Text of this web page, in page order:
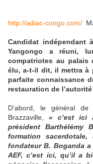
http://adiac-congo.com/
Candidat indépendant
Yangongo a réuni,
compatriotes au palais
élu, a-t-il dit, il mettra à
parfaite connaissance
restauration de
D’abord, le général
Brazzaville, « c’est ici
président Barthélémy
formation
fondateur B. Boganda
AEF, c’est ici, qu’il a